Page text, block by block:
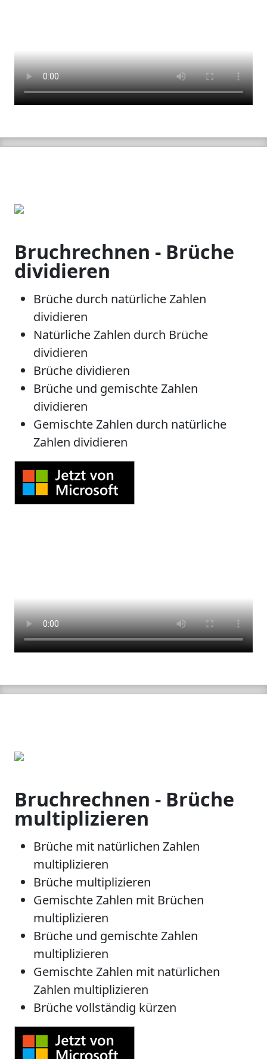
Bruchrechnen - Brüche
dividieren
Brüche durch natürliche Zahlen
dividieren
Natürliche Zahlen durch Brüche
dividieren
Brüche dividieren
Brüche und gemischte Zahlen
dividieren
Gemischte Zahlen durch natürliche
Zahlen dividieren
Bruchrechnen - Brüche
multiplizieren
Brüche mit natürlichen Zahlen
multiplizieren
Brüche multiplizieren
Gemischte Zahlen mit Brüchen
multiplizieren
Brüche und gemischte Zahlen
multiplizieren
Gemischte Zahlen mit natürlichen
Zahlen multiplizieren
Brüche vollständig kürzen